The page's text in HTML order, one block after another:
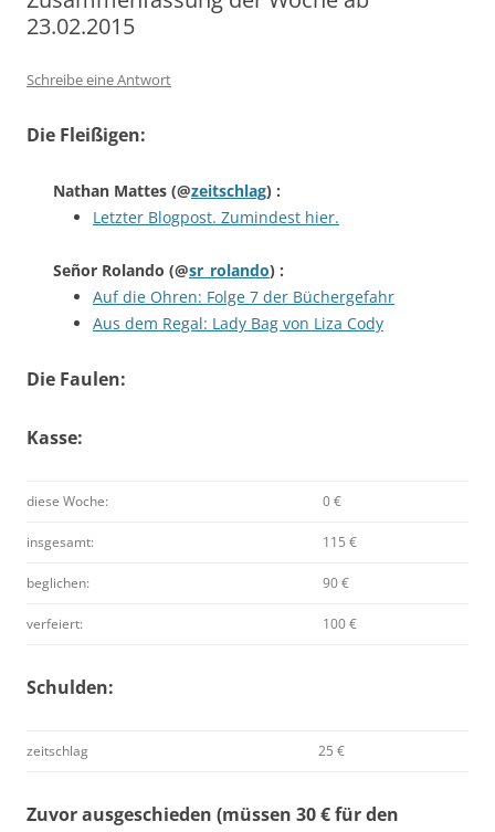
23.02.2015
Schreibe eine Antwort
Die Fleißigen:
Nathan Mattes (@zeitschlag) :
Letzter Blogpost. Zumindest hier.
Señor Rolando (@sr_rolando) :
Auf die Ohren: Folge 7 der Büchergefahr
Aus dem Regal: Lady Bag von Liza Cody
Die Faulen:
Kasse:
diese Woche: 0 €
insgesamt: 115 €
beglichen: 90 €
verfeiert: 100 €
Schulden:
zeitschlag 25 €
Zuvor ausgeschieden (müssen 30 € für den